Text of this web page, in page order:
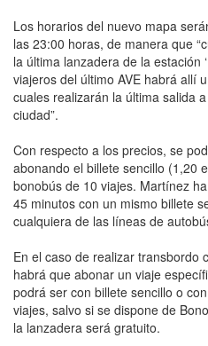
Los horarios del nuevo mapa
las 23:00 horas, de manera que
la última lanzadera de la estación
viajeros del último AVE habrá allí
cuales realizarán la última salida
ciudad”.
Con respecto a los precios, se
abonando el billete sencillo (1,20
bonobús de 10 viajes. Martínez
45 minutos con un mismo billete
cualquiera de las líneas de
En el caso de realizar transbordo
habrá que abonar un viaje
podrá ser con billete sencillo o
viajes, salvo si se dispone de
la lanzadera será gratuito.